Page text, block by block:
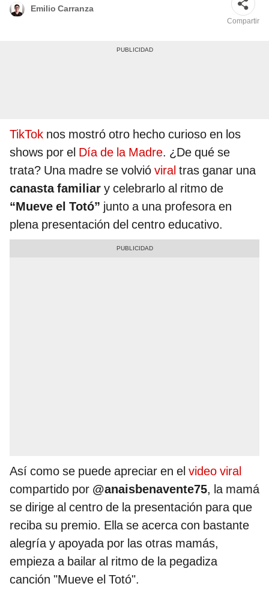
Emilio Carranza
Compartir
TikTok nos mostró otro hecho curioso en los
shows por el Día de la Madre. ¿De qué se
trata? Una madre se volvió viral tras ganar una
canasta familiar y celebrarlo al ritmo de
“Mueve el Totó” junto a una profesora en
plena presentación del centro educativo.
Así como se puede apreciar en el video viral
compartido por @anaisbenavente75, la mamá
se dirige al centro de la presentación para que
reciba su premio. Ella se acerca con bastante
alegría y apoyada por las otras mamás,
empieza a bailar al ritmo de la pegadiza
canción "Mueve el Totó".